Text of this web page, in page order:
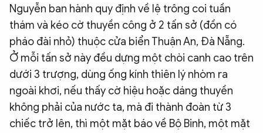
Nguyễn ban hành quy định về lệ trông coi tuần
thám và kéo cờ thuyền công ở 2 tấn sở (đồn có
pháo đài nhỏ) thuộc cửa biển Thuận An, Đà Nẵng.
Ở mỗi tấn sở này đều dựng một chòi canh cao trên
dưới 3 trượng, dùng ống kính thiên lý nhòm ra
ngoài khơi, nếu thấy cờ hiệu hoặc dáng thuyền
không phải của nước ta, mà đi thành đoàn từ 3
chiếc trở lên, thì một mặt báo về Bộ Binh, một mặt